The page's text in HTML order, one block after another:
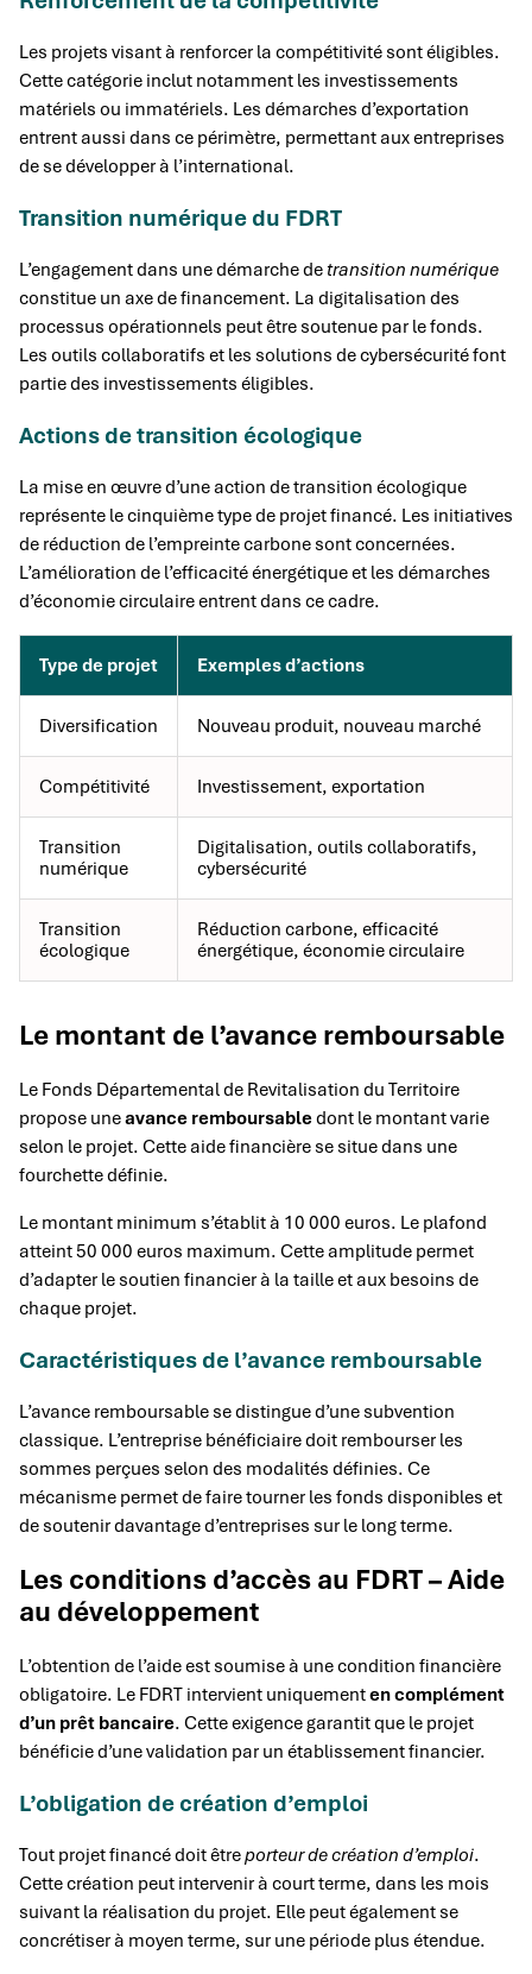
Les projets visant à renforcer la compétitivité sont éligibles.
Cette catégorie inclut notamment les investissements
matériels ou immatériels. Les démarches d’exportation
entrent aussi dans ce périmètre, permettant aux entreprises
de se développer à l’international.
Transition numérique du FDRT
L’engagement dans une démarche detransition numérique
constitue un axe de financement. La digitalisation des
processus opérationnels peut être soutenue par le fonds.
Les outils collaboratifs et les solutions de cybersécurité font
partie des investissements éligibles.
Actions de transition écologique
La mise en œuvre d’une action de transition écologique
représente le cinquième type de projet financé. Les initiatives
de réduction de l’empreinte carbone sont concernées.
L’amélioration de l’efficacité énergétique et les démarches
d’économie circulaire entrent dans ce cadre.
Type de projet Exemples d’actions
Diversification Nouveau produit, nouveau marché
Compétitivité Investissement, exportation
Transition
numérique
Digitalisation, outils collaboratifs,
cybersécurité
Transition
écologique
Réduction carbone, efficacité
énergétique, économie circulaire
Le montant de l’avance remboursable
Le Fonds Départemental de Revitalisation du Territoire
propose uneavance remboursabledont le montant varie
selon le projet. Cette aide financière se situe dans une
fourchette définie.
Le montant minimum s’établit à 10 000 euros. Le plafond
atteint 50 000 euros maximum. Cette amplitude permet
d’adapter le soutien financier à la taille et aux besoins de
chaque projet.
Caractéristiques de l’avance remboursable
L’avance remboursable se distingue d’une subvention
classique. L’entreprise bénéficiaire doit rembourser les
sommes perçues selon des modalités définies. Ce
mécanisme permet de faire tourner les fonds disponibles et
de soutenir davantage d’entreprises sur le long terme.
Les conditions d’accès au FDRT – Aide
au développement
L’obtention de l’aide est soumise à une condition financière
obligatoire. Le FDRT intervient uniquementen complément
d’un prêt bancaire. Cette exigence garantit que le projet
bénéficie d’une validation par un établissement financier.
L’obligation de création d’emploi
Tout projet financé doit êtreporteur de création d’emploi.
Cette création peut intervenir à court terme, dans les mois
suivant la réalisation du projet. Elle peut également se
concrétiser à moyen terme, sur une période plus étendue.